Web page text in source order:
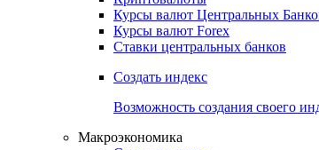
Индикаторы рынка
Поиск индексов
Криптовалюты
Курсы валют Центральных Банков
Курсы валют Forex
Ставки центральных банков
Создать индекс